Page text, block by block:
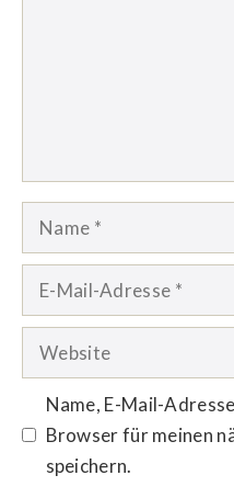
Name
Website
Name, E-Mail-
Browser für meinen
speichern.